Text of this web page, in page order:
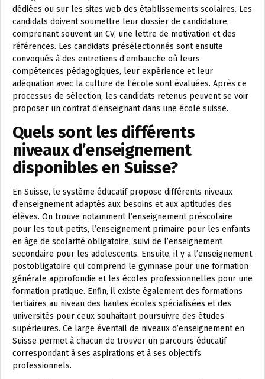
dédiées ou sur les sites web des établissements scolaires. Les
candidats doivent soumettre leur dossier de candidature,
comprenant souvent un CV, une lettre de motivation et des
références. Les candidats présélectionnés sont ensuite
convoqués à des entretiens d’embauche où leurs
compétences pédagogiques, leur expérience et leur
adéquation avec la culture de l’école sont évaluées. Après ce
processus de sélection, les candidats retenus peuvent se voir
proposer un contrat d’enseignant dans une école suisse.
Quels sont les différents
niveaux d’enseignement
disponibles en Suisse?
En Suisse, le système éducatif propose différents niveaux
d’enseignement adaptés aux besoins et aux aptitudes des
élèves. On trouve notamment l’enseignement préscolaire
pour les tout-petits, l’enseignement primaire pour les enfants
en âge de scolarité obligatoire, suivi de l’enseignement
secondaire pour les adolescents. Ensuite, il y a l’enseignement
postobligatoire qui comprend le gymnase pour une formation
générale approfondie et les écoles professionnelles pour une
formation pratique. Enfin, il existe également des formations
tertiaires au niveau des hautes écoles spécialisées et des
universités pour ceux souhaitant poursuivre des études
supérieures. Ce large éventail de niveaux d’enseignement en
Suisse permet à chacun de trouver un parcours éducatif
correspondant à ses aspirations et à ses objectifs
professionnels.